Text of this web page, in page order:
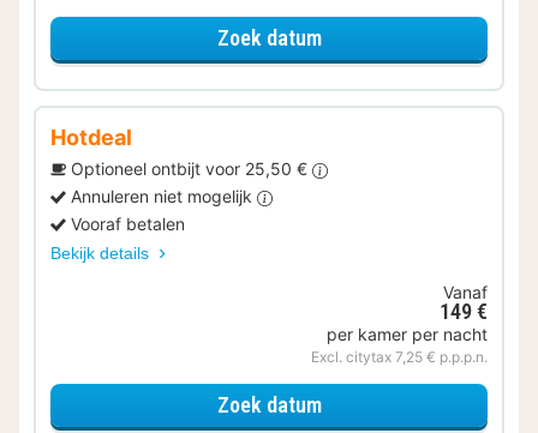
Zoek datumvoor Verblijf & Diner
Hotdeal
Optioneel ontbijt voor 25,50 €
Annuleren niet mogelijk
Vooraf betalen
Bekijk details
Vanaf
149 €
per kamer per nacht
Excl. citytax 7,25 € p.p.p.n.
Zoek datumvoor Comfort kamer